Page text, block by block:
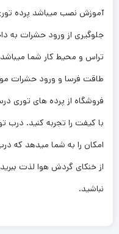
آموزش نصب میباشد پرده
جلوگیری از ورود حشرات به
تراس و محیط کار شما میباشد
طاقت فرسا و ورود حشرات
فروشگاه از پرده های توری
با کیفت را تجربه کنید. درب
امکان را به شما میدهد که
از خنکای گردش هوا لذت
نباشید.